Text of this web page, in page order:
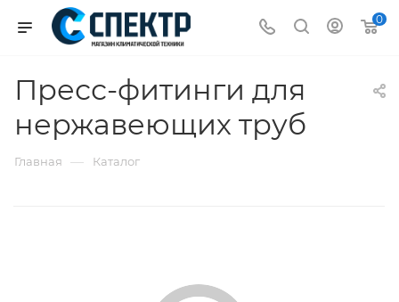
0
Пресс-фитинги для
нержавеющих труб
Главная — Каталог